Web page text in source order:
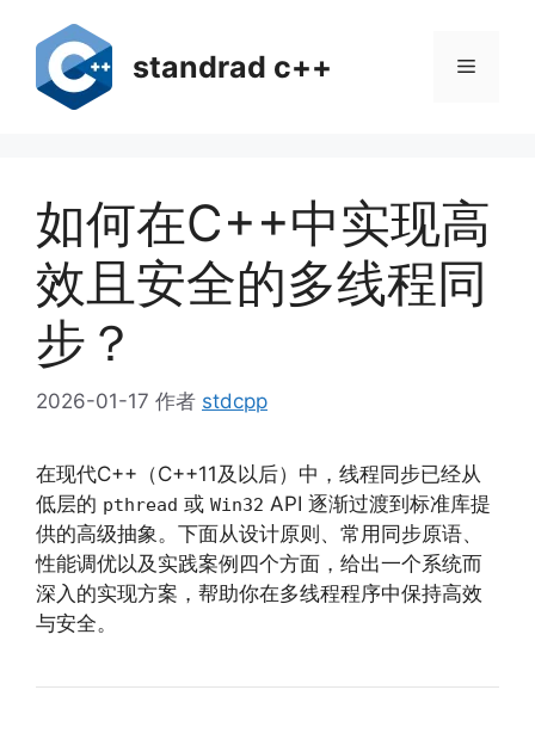
standrad c++ 菜
如何在C++中实现高
效且安全的多线程同
步？
2026-01-17 作者 stdcpp
在现代C++（C++11及以后）中，线程同步已经从
低层的 pthread 或 Win32 API 逐渐过渡到标准库提
供的高级抽象。下面从设计原则、常用同步原语、
性能调优以及实践案例四个方面，给出一个系统而
深入的实现方案，帮助你在多线程程序中保持高效
与安全。